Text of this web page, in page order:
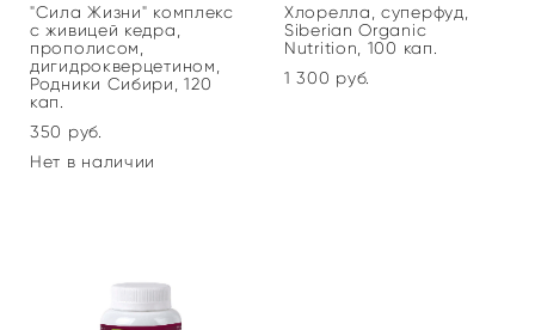
"Сила Жизни" комплекс
с живицей кедра,
прополисом,
дигидрокверцетином,
Родники Сибири, 120
кап.
350 pуб.
Нет в наличии
Хлорелла, суперфуд,
Siberian Organic
Nutrition, 100 кап.
1 300 pуб.